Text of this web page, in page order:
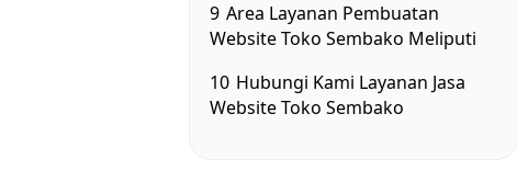
9 Area Layanan Pembuatan
Website Toko Sembako Meliputi
10 Hubungi Kami Layanan Jasa
Website Toko Sembako